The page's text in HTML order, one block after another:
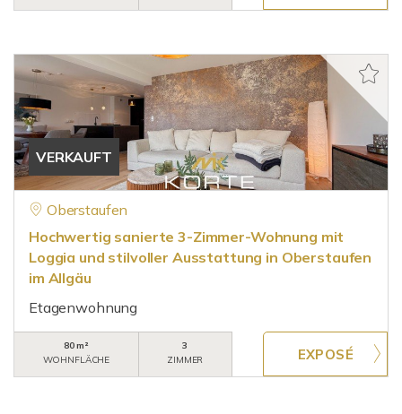
VERKAUFT
Oberstaufen
Hochwertig sanierte 3-Zimmer-Wohnung mit
Loggia und stilvoller Ausstattung in Oberstaufen
im Allgäu
Etagenwohnung
80 m²
WOHNFLÄCHE
3
ZIMMER